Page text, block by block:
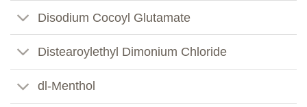
Disodium Cocoyl Glutamate
Distearoylethyl Dimonium Chloride
dl-Menthol